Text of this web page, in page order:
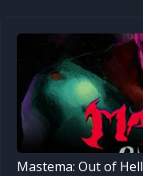
Mastema: Out of Hell